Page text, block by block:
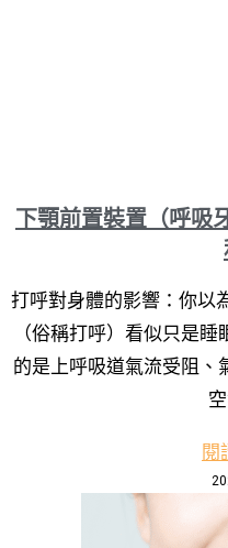
下顎前置裝置（呼吸
打呼對身體的影響：你以
（俗稱打呼）看似只是
的是上呼吸道氣流受阻、
閱